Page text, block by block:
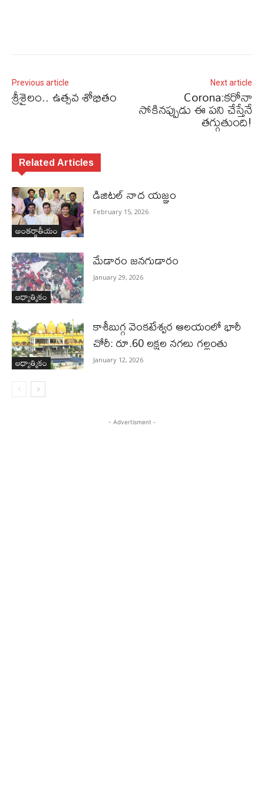
Previous article
శ్రీశైలం.. ఉత్సవ శోభితం
Next article
Corona:క‌రోనా
సోకిన‌ప్పుడు ఈ ప‌ని చేస్తేనే
త‌గ్గుతుంది!
Related Articles
అంతర్జాతీయం
డిజిటల్ నాద యజ్ఞం
February 15, 2026
ఆధ్యాత్మికం
మేడారం జనగుడారం
January 29, 2026
ఆధ్యాత్మికం
కాశీబుగ్గ వెంకటేశ్వర ఆలయంలో భారీ
చోరీ: రూ.60 లక్షల నగలు గల్లంతు
January 12, 2026
- Advertisment -